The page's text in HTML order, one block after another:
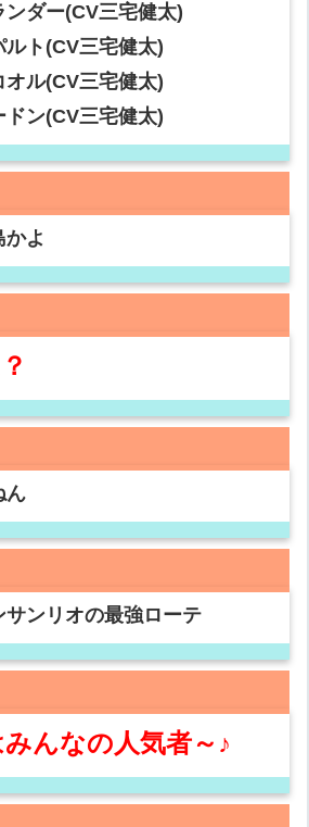
ンダー(CV三宅健太)
ト(CV三宅健太)
ル(CV三宅健太)
ン(CV三宅健太)
かよ
ん
ンリオの最強ローテ
んなの人気者～♪